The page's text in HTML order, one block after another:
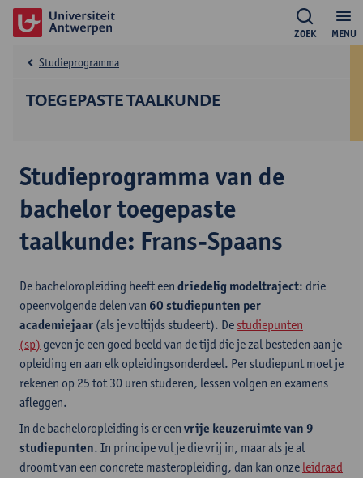
MENU
ZOEK
TOEGEPASTE TAALKUNDE
Studieprogramma
Studieprogramma van de
bachelor toegepaste
taalkunde: Frans-Spaans
De bacheloropleiding heeft een driedelig modeltraject: drie
opeenvolgende delen van 60 studiepunten per
academiejaar (als je voltijds studeert). De studiepunten
(sp) geven je een goed beeld van de tijd die je zal besteden aan je
opleiding en aan elk opleidingsonderdeel. Per studiepunt moet je
rekenen op 25 tot 30 uren studeren, lessen volgen en examens
afleggen.
In de bacheloropleiding is er een vrije keuzeruimte van 9
studiepunten. In principe vul je die vrij in, maar als je al
droomt van een concrete masteropleiding, dan kan onze leidraad